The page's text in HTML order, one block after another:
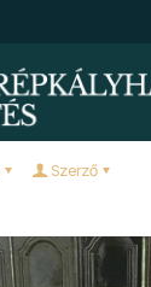
Szerző